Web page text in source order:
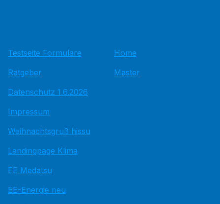
Testseite Formulare
Ratgeber
Datenschutz 1.6.2026
Impressum
Weihnachtsgruß hissu
Landingpage Klima
EE Medatsu
EE-Energie neu
Home
Master